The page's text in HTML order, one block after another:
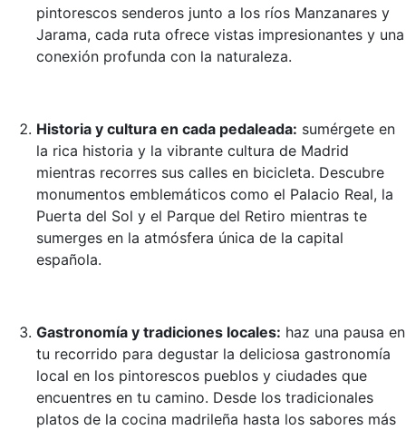
pintorescos senderos junto a los ríos Manzanares y
Jarama, cada ruta ofrece vistas impresionantes y una
conexión profunda con la naturaleza.
Historia y cultura en cada pedaleada: sumérgete en
la rica historia y la vibrante cultura de Madrid
mientras recorres sus calles en bicicleta. Descubre
monumentos emblemáticos como el Palacio Real, la
Puerta del Sol y el Parque del Retiro mientras te
sumerges en la atmósfera única de la capital
española.
Gastronomía y tradiciones locales: haz una pausa en
tu recorrido para degustar la deliciosa gastronomía
local en los pintorescos pueblos y ciudades que
encuentres en tu camino. Desde los tradicionales
platos de la cocina madrileña hasta los sabores más